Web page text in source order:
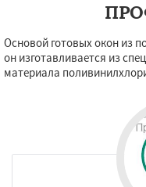
Основой готовых окон из
он изготавливается из
материала